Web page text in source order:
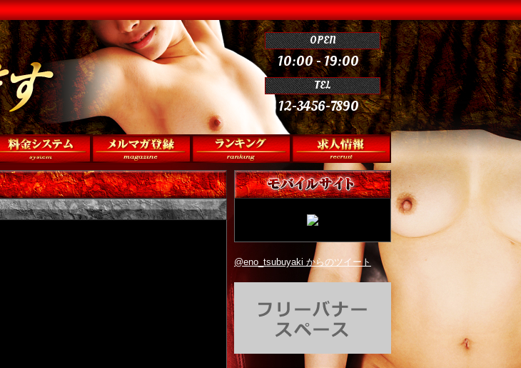
OPEN
10:00 - 19:00
TEL
12-3456-7890
@eno_tsubuyaki からのツイート